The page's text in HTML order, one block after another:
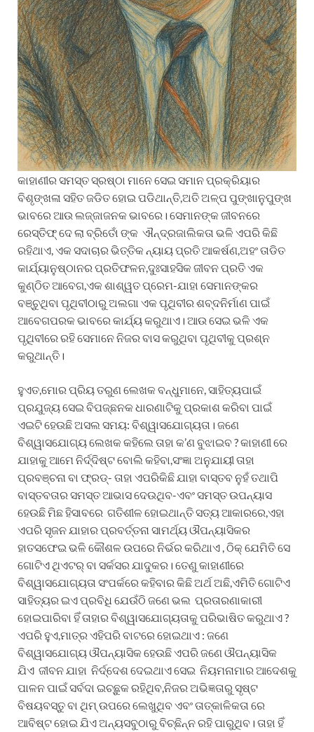
କାହାଣୀର ସମସ୍ତ ସ୍ରଷ୍ଠା ମାନେ ସେଇ ସମାନ ପ୍ରକ୍ରିୟାର
ବିଶୃଙ୍ଖଳା ସହିତ ଜଡିତ ହୋଇ ପଡିଥାନ୍ତି,ଅତି ଅଳ୍ପ ପୁଙ୍ଖାନୁପୁଙ୍ଖ
ଭାବରେ ଆଉ ଲଜ୍ଜାଜନକ ଭାବରେ। ସେମାନଙ୍କ ଜୀବନରେ
ରେସ୍ତିଫ୍ ଦେ ଲା ବ୍ରିତୋଁ ଙ୍କ ଐନ୍ଦ୍ରଜାଲିକତା ଭଳି ଏପରି କିଛି
ରହିଥାଏ, ଏକ ସଦାଚାର ଭିତ୍ତିକ ନ୍ୟାୟ ପ୍ରତି ଆକର୍ଷଣ,ଅହଂ ତାଡିତ
କାର୍ଯ୍ୟାନୁଷ୍ଠାନର ପ୍ରତିଫଳନ,ଦୁଃସାହସିକ ଜୀବନ ପ୍ରତି ଏକ
କୁଣ୍ଠିତ ଆବେଗ,ଏକ ଶାଶ୍ୱତ ପ୍ରେମ-ଯାହା ସେମାନଙ୍କର
ବଞ୍ଚୁଥିବା ପୃଥିବୀଠାରୁ ଅଲଗା ଏକ ପୃଥିବୀର ଶବ୍ଦନିର୍ମାଣ ପାଇଁ
ଆବେଗପରକ ଭାବରେ କାର୍ଯ୍ୟ କରୁଥାଏ। ଆଉ ସେଇ ଭଳି ଏକ
ପୃଥିବୀରେ ରହି ସେମାନେ ନିଜର ବାସ କରୁଥିବା ପୃଥିବୀକୁ ପ୍ରଶ୍ନ
କରୁଥାନ୍ତି।
ହୁଏତ,ମୋର ପ୍ରିୟ ତରୁଣ ଲେଖକ ବନ୍ଧୁମାନେ, ସାହିତ୍ୟପାଇଁ
ପ୍ରଯୁଜ୍ୟ ସେଇ ବିପଜ୍ଛନକ ଧାରଣାଟିକୁ ପ୍ରକାଶ କରିବା ପାଇଁ
ଏଇଟି ହେଉଛି ଅସଲ ସମୟ: ବିଶ୍ୱାସଯୋଗ୍ୟତା। ଜଣେ
ବିଶ୍ୱାସଯୋଗ୍ୟ ଲେଖକ କହିଲେ ତାହା କ’ଣ ବୁଝାଇବ ? କାହାଣୀ ରେ
ଯାହାକୁ ଆମେ ନିର୍ଦ୍ଦିଷ୍ଟ ବୋଲି କହିବା,ସଂଜ୍ଞା ଅନୁଯାୟୀ ତାହା
ପ୍ରବଞ୍ଚନା ବା ଫ୍ରଡ୍- ତାହା ଏପରିକିଛି ଯାହା ବାସ୍ତବ ନୁହଁ ତଥାପି
ବାସ୍ତବତାର ସମସ୍ତ ଆଭାସ ଦେଉଥିବ-ଏବଂ ସମସ୍ତ ଉପନ୍ୟାସ
ହେଉଛି ମିଛ ହିସାବରେ ଗତିଶୀଳ ହୋଇଥାନ୍ତି ସତ୍ୟ ଆକାରରେ,ଏହା
ଏପରି ସୃଜନ ଯାହାର ପ୍ରବର୍ତ୍ତନା ସାମର୍ଥ୍ୟ ଔପନ୍ୟାସିକର
ହାତସଫେଇ ଭଳି କୌଶଳ ଉପରେ ନିର୍ଭର କରିଥାଏ , ଠିକ୍ ଯେମିତି ସେ
ଗୋଟିଏ ଥିଏଟର୍ ବା ସର୍କସର ଯାଦୁକର। ତେଣୁ କାହାଣୀରେ
ବିଶ୍ୱାସଯୋଗ୍ୟତା ସଂପର୍କରେ କହିବାର କିଛି ଅର୍ଥ ଅଛି,ଏମିତି ଗୋଟିଏ
ସାହିତ୍ୟର ଇଏ ପ୍ରବିଧି ଯେଉଁଠି ଜଣେ ଭଲ ପ୍ରତାରଣାକାରୀ
ହୋଇପାରିବା ହିଁ ତାହାର ବିଶ୍ୱାସଯୋଗ୍ୟତାକୁ ପରିଭାଷିତ କରୁଥାଏ ?
ଏପରି ହୁଏ,ମାତ୍ର ଏହିପରି ବାଟରେ ହୋଇଥାଏ : ଜଣେ
ବିଶ୍ୱାସଯୋଗ୍ୟ ଔପନ୍ୟାସିକ ହେଉଛି ଏପରି ଜଣେ ଔପନ୍ୟାସିକ
ଯିଏ ଜୀବନ ଯାହା ନିର୍ଦ୍ଦେଶ ଦେଇଥାଏ ସେଇ ନିୟମନାମାର ଆଦେଶକୁ
ପାଳନ ପାଇଁ ସର୍ବଦା ଇଚ୍ଛୁକ ରହିଥିବ,ନିଜର ଅଭିଜ୍ଞତାରୁ ସୃଷ୍ଟ
ବିଷୟବସ୍ତୁ ବା ଥିମ୍ ଉପରେ ଲେଖୁଥିବ ଏବଂ ତାତ୍କାଳିକତା ରେ
ଆବିଷ୍ଟ ହୋଇ ଯିଏ ଅନ୍ୟସବୁଠାରୁ ବିଚ୍ଛିନ୍ନ ରହି ପାରୁଥିବ। ତାହା ହିଁ